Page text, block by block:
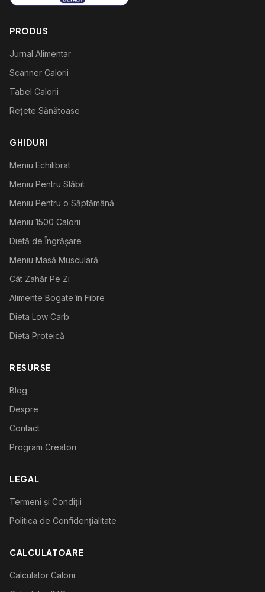
PRODUS
Jurnal Alimentar
Scanner Calorii
Tabel Calorii
Rețete Sănătoase
GHIDURI
Meniu Echilibrat
Meniu Pentru Slăbit
Meniu Pentru o Săptămână
Meniu 1500 Calorii
Dietă de Îngrășare
Meniu Masă Musculară
Cât Zahăr Pe Zi
Alimente Bogate în Fibre
Dieta Low Carb
Dieta Proteică
RESURSE
Blog
Despre
Contact
Program Creatori
LEGAL
Termeni și Condiții
Politica de Confidențialitate
CALCULATOARE
Calculator Calorii